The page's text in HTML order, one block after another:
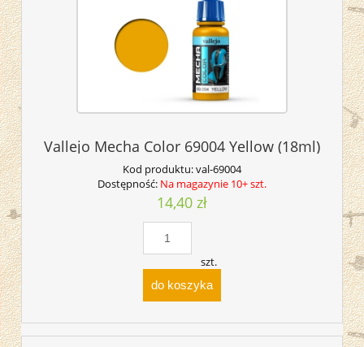
Vallejo Mecha Color 69004 Yellow (18ml)
Kod produktu:val-69004
Dostępność: Na magazynie 10+ szt.
14,40 zł
szt.
do koszyka